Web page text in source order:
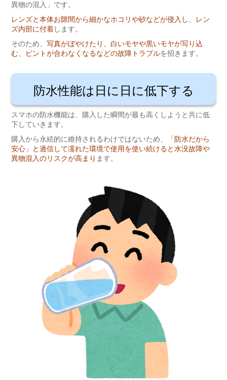
異物の混入」です。
レンズと本体お隙間から細かなホコリや砂などが侵入し、レン
ズ内部に付着します。
そのため、 写真がぼやけたり、白いモヤや黒いモヤが写り込
む、ピントが合わなくなるなどの故障トラブルを招きます。
防水性能は日に日に低下する
スマホの防水機能は、購入した瞬間が最も高くしようと共に低
下していきます。
購入から永続的に維持されるわけではないため、
「防水だから
安心」と過信して濡れた環境で使用を使い続けると水没故障や
異物混入のリスクが高まり ます。